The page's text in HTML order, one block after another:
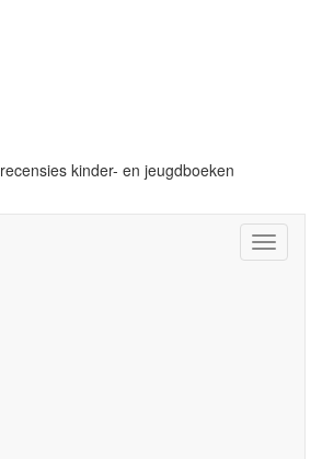
recensies kinder- en jeugdboeken
wisselen